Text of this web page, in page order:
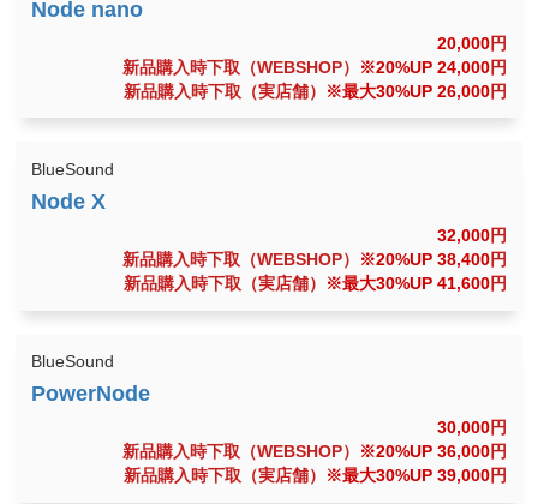
20,000円
新品購入時下取（WEBSHOP）
※20%UP 24,000円
新品購入時下取（実店舗）
※最大30%UP 26,000円
BlueSound
32,000円
新品購入時下取（WEBSHOP）
※20%UP 38,400円
新品購入時下取（実店舗）
※最大30%UP 41,600円
BlueSound
30,000円
新品購入時下取（WEBSHOP）
※20%UP 36,000円
新品購入時下取（実店舗）
※最大30%UP 39,000円